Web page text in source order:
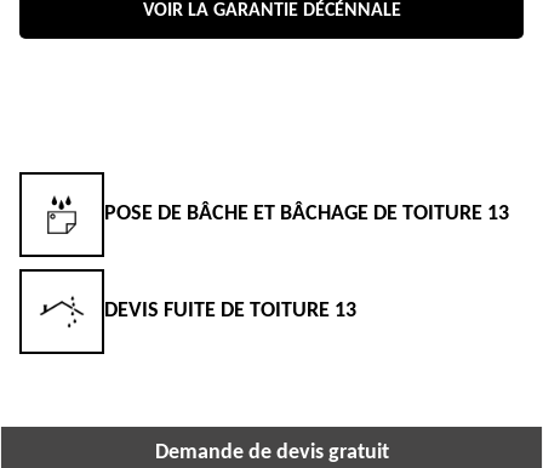
VOIR LA GARANTIE DÉCÉNNALE
POSE DE BÂCHE ET BÂCHAGE DE TOITURE 13
DEVIS FUITE DE TOITURE 13
Demande de devis gratuit